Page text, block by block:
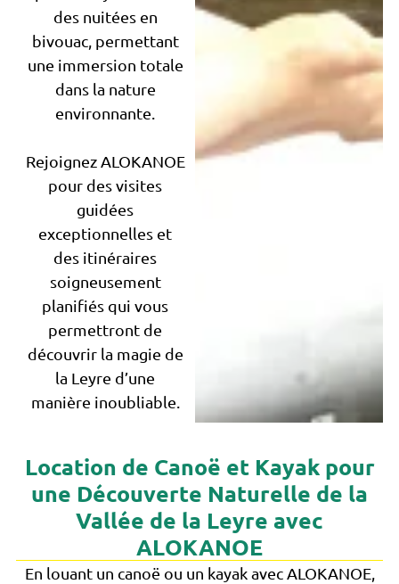
des nuitées en
bivouac, permettant
une immersion totale
dans la nature
environnante.
Rejoignez ALOKANOE
pour des visites
guidées
exceptionnelles et
des itinéraires
soigneusement
planifiés qui vous
permettront de
découvrir la magie de
la Leyre d’une
manière inoubliable.
Location de Canoë et Kayak pour
une Découverte Naturelle de la
Vallée de la Leyre avec
ALOKANOE
En louant un canoë ou un kayak avec ALOKANOE,